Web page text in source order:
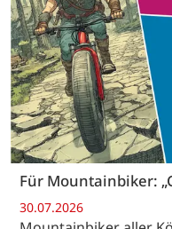
Für Mountainbiker:
30.07.2026